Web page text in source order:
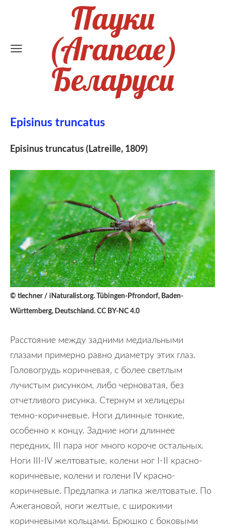
Пауки
(Araneae)
Беларуси
Episinus truncatus
Episinus truncatus (Latreille, 1809)
© tlechner / iNaturalist.org. Tübingen-Pfrondorf, Baden-
Württemberg, Deutschland. CC BY-NC 4.0
Расстояние между задними медиальными
глазами примерно равно диаметру этих глаз.
Головогрудь коричневая, с более светлым
лучистым рисунком, либо черноватая, без
отчетливого рисунка. Стернум и хелицеры
темно-коричневые. Ноги длинные тонкие,
особенно к концу. Задние ноги длиннее
передних, III пара ног много короче остальных.
Ноги III-IV желтоватые, колени ног I-II красно-
коричневые, колени и голени IV красно-
коричневые. Предлапка и лапка желтоватые. По
Ажегановой, ноги желтые, с широкими
коричневыми кольцами. Брюшко с боковыми